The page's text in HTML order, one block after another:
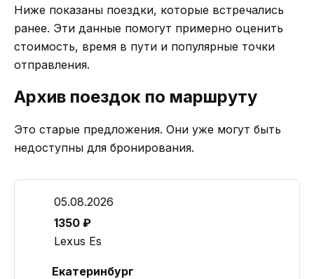
Ниже показаны поездки, которые встречались
ранее. Эти данные помогут примерно оценить
стоимость, время в пути и популярные точки
отправления.
Архив поездок по маршруту
Это старые предложения. Они уже могут быть
недоступны для бронирования.
05.08.2026
1350 ₽
Lexus Es
Екатеринбург